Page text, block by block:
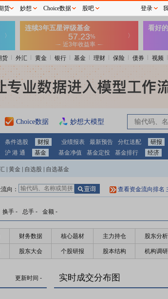
货 外汇 黄金 银行 基金 理财 保险 债券 视频
Choice数据 妙想大模型
条件选股 财报 业绩报表 最新预告 分红送配 研报
沪 港 通 基金 基金净值 基金定投 基金排行 经济
黄金 自选股 自选基金
向： 查看资金流向排名
换手 - 总手 - 金额 -
财务数据 核心题材 主力持仓 股东分析
股东大会 个股研报 股本结构 机构调研
更新时间 - 实时成交分布图
货 妙想 Choice数据 股吧 登录